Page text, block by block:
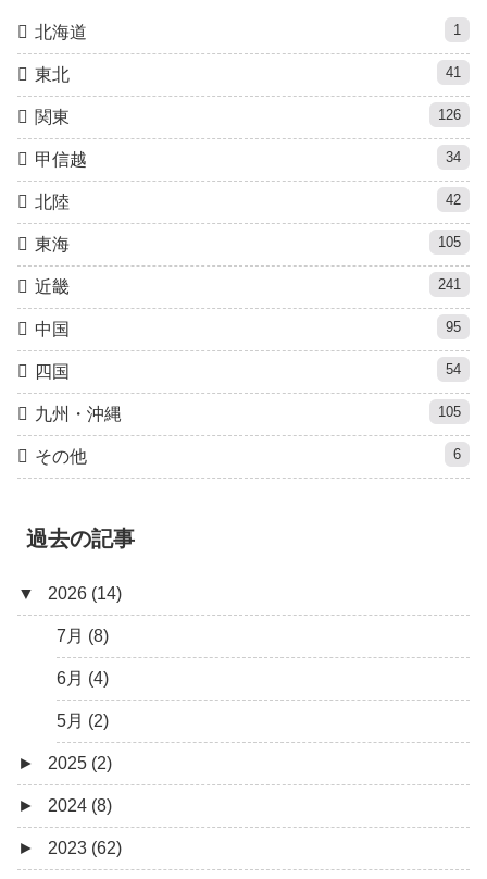
北海道 1
東北 41
関東 126
甲信越 34
北陸 42
東海 105
近畿 241
中国 95
四国 54
九州・沖縄 105
その他 6
過去の記事
▼ 2026 (14)
7月 (8)
6月 (4)
5月 (2)
► 2025 (2)
12月 (1)
6月 (1)
► 2024 (8)
8月 (1)
► 2023 (62)